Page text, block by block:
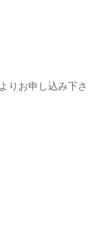
りお申し込み下さ